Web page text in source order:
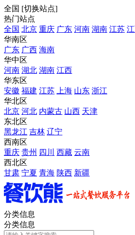
全国 [切换站点]
热门站点
全国 北京 重庆 广东 河南 湖南 江苏
华南区
广东 广西 海南
华中区
河南 湖北 湖南 江西
华东区
安徽 福建 江苏 上海 山东 浙江
华北区
北京 河北 内蒙古 山西 天津
东北区
黑龙江 吉林 辽宁
西南区
重庆 贵州 四川 西藏 云南
西北区
甘肃 宁夏 青海 陕西 新疆
分类信息
分类信息